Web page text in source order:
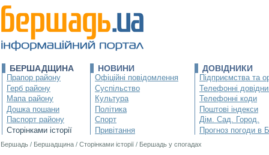
БЕРШАДЩИНА
Прапор району
Герб району
Мапа району
Дошка пошани
Паспорт району
Сторінками історії
НОВИНИ
Офіційні повідомлення
Суспільство
Культура
Політика
Спорт
Привітання
ДОВІДНИКИ
Підприємства та
Телефонні
Телефонні коди
Поштові індекси
Дім. Сад. Город.
Прогноз погоди в
Бершадь / Бершадщина / Сторінками історії / Бершадь у спогадах